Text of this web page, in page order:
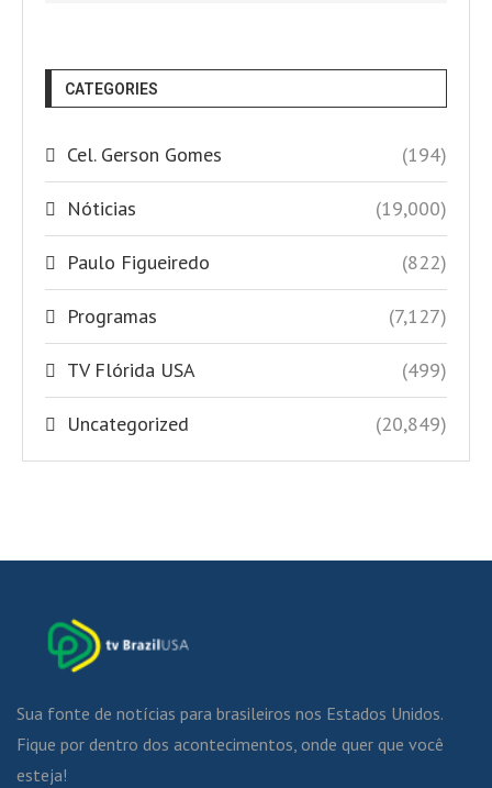
CATEGORIES
Cel. Gerson Gomes (194)
Nóticias (19,000)
Paulo Figueiredo (822)
Programas (7,127)
TV Flórida USA (499)
Uncategorized (20,849)
Sua fonte de notícias para brasileiros nos Estados Unidos.
Fique por dentro dos acontecimentos, onde quer que você
esteja!